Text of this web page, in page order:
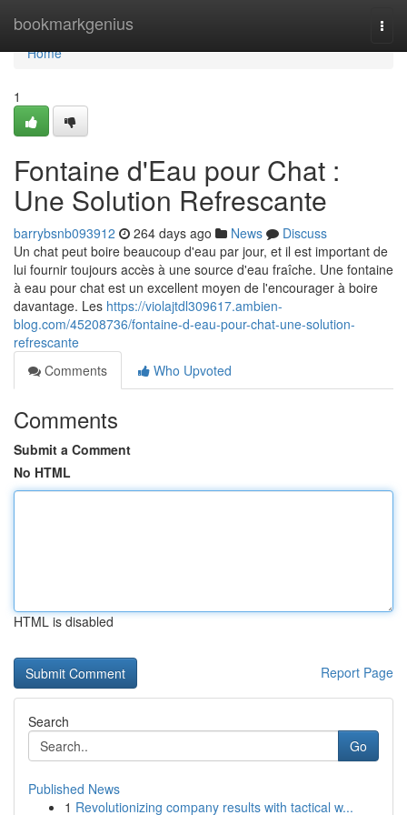
bookmarkgenius
Home
Home
1
Fontaine d'Eau pour Chat :
Une Solution Refrescante
barrybsnb093912 264 days ago News
Discuss
Un chat peut boire beaucoup d'eau par jour, et il est important de
lui fournir toujours accès à une source d'eau fraîche. Une fontaine
à eau pour chat est un excellent moyen de l'encourager à boire
davantage. Les https://violajtdl309617.ambien-
blog.com/45208736/fontaine-d-eau-pour-chat-une-solution-
refrescante
Comments
Who Upvoted
Comments
Submit a Comment
No HTML
HTML is disabled
Report Page
Search
Go
Published News
1 Revolutionizing company results with tactical w...